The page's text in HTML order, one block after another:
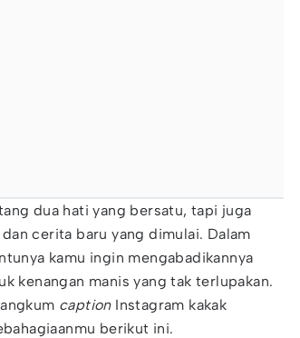
dua hati yang bersatu, tapi juga
cerita baru yang dimulai. Dalam
kamu ingin mengabadikannya
kenangan manis yang tak terlupakan.
captionInstagram kakak
berikut ini.